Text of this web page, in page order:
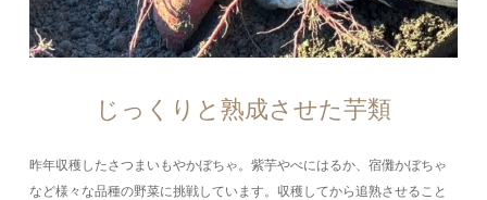
じっくりと熟成させた芋類
昨年収穫したさつまいもやかぼちゃ。紫芋やべにはるか、宿儺かぼちゃ
など様々な品種の野菜に挑戦しています。収穫してから追熟させること